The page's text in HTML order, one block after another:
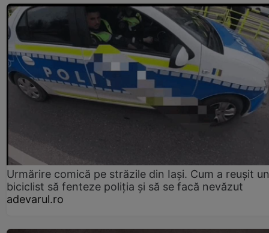
Urmărire comică pe străzile din Iași. Cum a reușit un
biciclist să fenteze poliția și să se facă nevăzut
adevarul.ro